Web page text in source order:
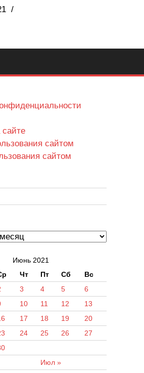
/
сайте
сайтом
сайтом
Июнь 2021
Чт Пт Сб Вс
Июл »
3 4 5
6
10 11 12
13
17 18 19
20
24 25 26
27